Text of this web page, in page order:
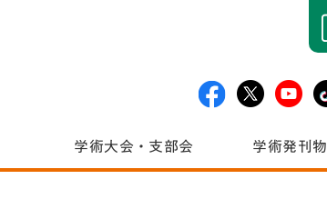
学術大会・支部会 学術発刊物